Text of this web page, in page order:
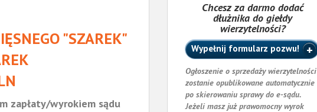
"SZAREK"
zapłaty/wyrokiem sądu
Chcesz za darmo dodać
dłużnika do giełdy
wierzytelności?
Wypełnij formularz pozwu!
Ogłoszenie o sprzedaży wierzytelności
zostanie opublikowane automatycznie
po skierowaniu sprawy do e-sądu.
Jeżeli masz już prawomocny wyrok